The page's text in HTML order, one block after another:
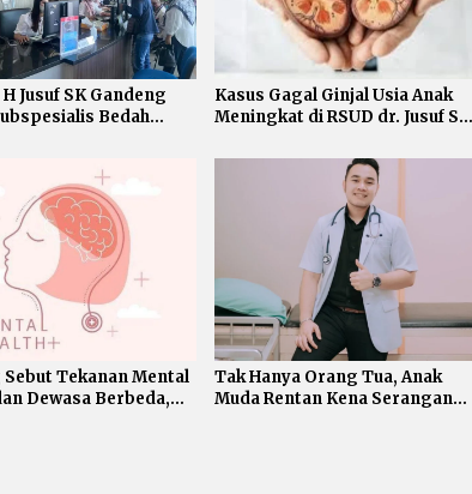
Jusuf SK Gandeng
Bedah
Kasus Gagal Ginjal Usia Anak
Meningkat di RSUD dr. Jusuf SK
Tekanan Mental
Dewasa Berbeda,
Tak Hanya Orang Tua, Anak
Muda Rentan Kena Serangan